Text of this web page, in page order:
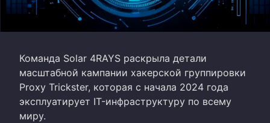
Команда Solar 4RAYS раскрыла детали
масштабной кампании хакерской группировки
Proxy Trickster, которая с начала 2024 года
эксплуатирует IT-инфраструктуру по всему
миру.